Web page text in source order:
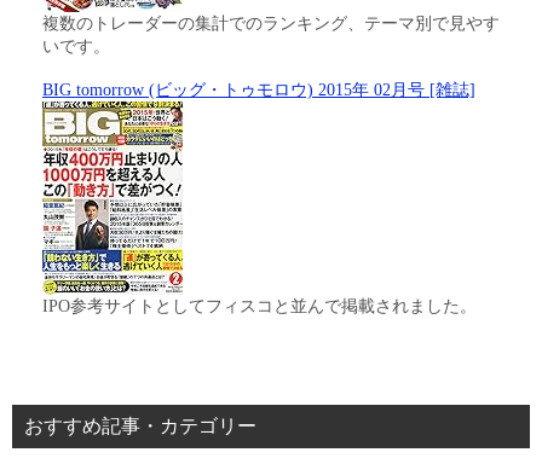
複数のトレーダーの集計でのランキング、テーマ別で見やす
いです。
BIG tomorrow (ビッグ・トゥモロウ) 2015年 02月号 [雑誌]
IPO参考サイトとしてフィスコと並んで掲載されました。
おすすめ記事・カテゴリー